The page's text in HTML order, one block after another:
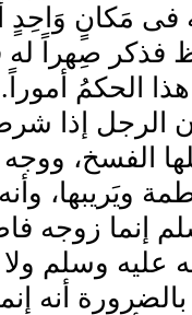
فى مَكانٍ وَاحِدٍ
فذكر صِهراً له
الحكمُ أموراً.
الرجل إذا
الفسخ،
ويَريبها،
إنما زوجه
عليه وسلم
بالضرورة أنه